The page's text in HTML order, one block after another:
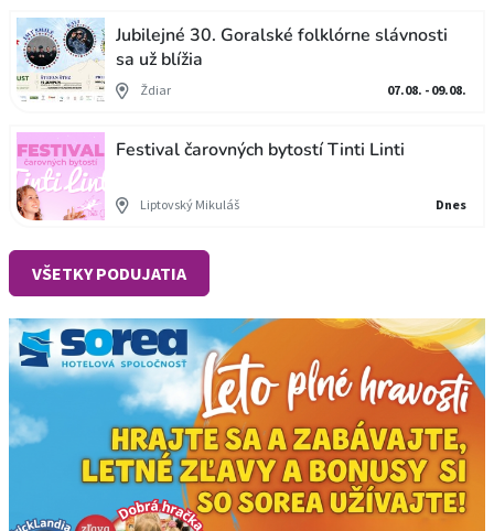
Jubilejné 30. Goralské folklórne slávnosti
sa už blížia
Ždiar 07.08. - 09.08.
Festival čarovných bytostí Tinti Linti
Liptovský Mikuláš Dnes
VŠETKY PODUJATIA